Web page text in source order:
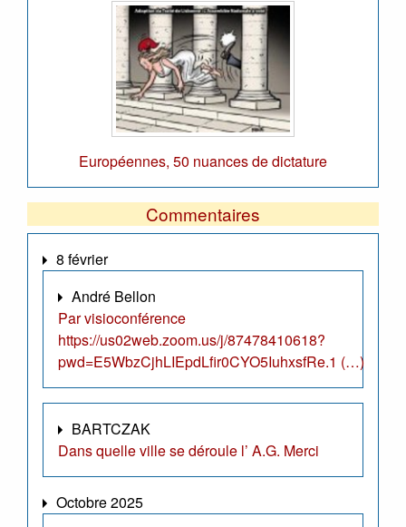
Européennes, 50 nuances de dictature
Commentaires
8 février
André Bellon
Par visioconférence
https://us02web.zoom.us/j/87478410618?
pwd=E5WbzCjhLIEpdLfir0CYO5IuhxsfRe.1 (…)
BARTCZAK
Dans quelle ville se déroule l’ A.G. Merci
Octobre 2025